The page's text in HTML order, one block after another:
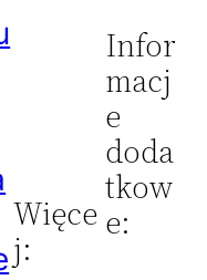
Więce
j:
Infor
macj
e
doda
tkow
e: